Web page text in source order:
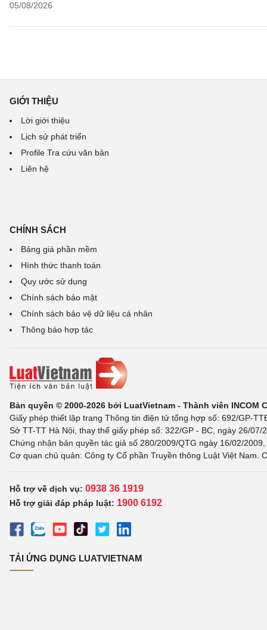
05/08/2026
GIỚI THIỆU
Lời giới thiệu
Lịch sử phát triển
Profile Tra cứu văn bản
Liên hệ
CHÍNH SÁCH
Bảng giá phần mềm
Hình thức thanh toán
Quy ước sử dụng
Chính sách bảo mật
Chính sách bảo vệ dữ liệu cá nhân
Thông báo hợp tác
Bản quyền © 2000-2026 bởi LuatVietnam - Thành viên INCOM
Giấy phép thiết lập trang Thông tin điện tử tổng hợp số: 692/GP-
Sở TT-TT Hà Nội, thay thế giấy phép số: 322/GP - BC, ngày 26/
Chứng nhận bản quyền tác giả số 280/2009/QTG ngày 16/02/
Cơ quan chủ quản: Công ty Cổ phần Truyền thông Luật Việt Nam.
Hỗ trợ về dịch vụ: 0938 36 1919
Hỗ trợ giải đáp pháp luật: 1900 6192
TẢI ỨNG DỤNG LUATVIETNAM